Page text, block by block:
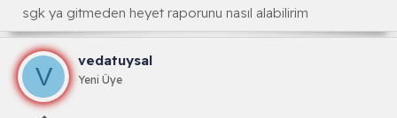
a
n
h
i
sgk ya gitmeden heyet raporunu nasıl alabilirim
V
vedatuysal
Yeni Üye